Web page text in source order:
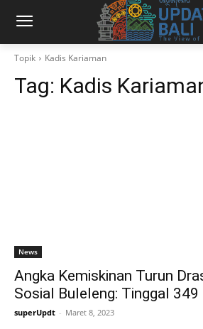
Topik Kadis Kariaman
Tag: Kadis
News
Angka Kemiskinan Turun
Sosial Buleleng: Tinggal 349
superUpdt - Maret 8, 2023